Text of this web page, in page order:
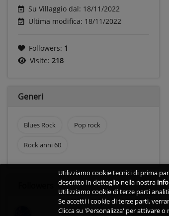
Su Villaggio dal: 18/11/2022
Ultima modifica: 18/11/2022
Followers: 1
Visite: 218
Generi
Blues Rock Pop rock
Rock anni 60
Utilizziamo cookie tecnici di prima
descritto in dettaglio nella nostra
Utilizziamo cookie di terze parti
Se accetti i cookie di terze parti,
Clicca su 'Personalizza' per attivare